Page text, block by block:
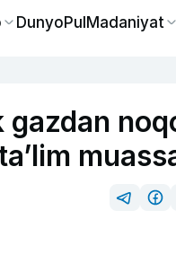
DunyoPulMadaniyat
gazdan